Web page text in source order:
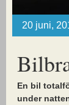
20 juni,
En bil
under